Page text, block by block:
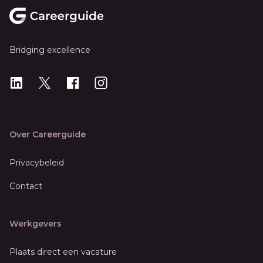
Bridging excellence
LinkedIn
X Instagram
Over Careerguide
Privacybeleid
Contact
Werkgevers
Plaats direct een vacature